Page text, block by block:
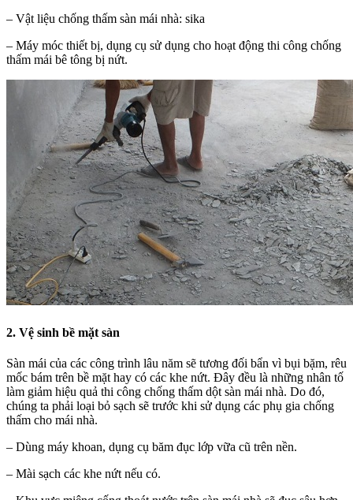
– Vật liệu chống thấm sàn mái nhà: sika
– Máy móc thiết bị, dụng cụ sử dụng cho hoạt động thi công chống
thấm mái bê tông bị nứt.
2. Vệ sinh bề mặt sàn
Sàn mái của các công trình lâu năm sẽ tương đối bẩn vì bụi bặm, rêu
mốc bám trên bề mặt hay có các khe nứt. Đây đều là những nhân tố
làm giảm hiệu quả thi công chống thấm dột sàn mái nhà. Do đó,
chúng ta phải loại bỏ sạch sẽ trước khi sử dụng các phụ gia chống
thấm cho mái nhà.
– Dùng máy khoan, dụng cụ băm đục lớp vữa cũ trên nền.
– Mài sạch các khe nứt nếu có.